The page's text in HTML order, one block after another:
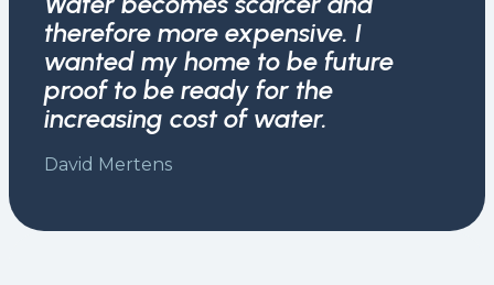
therefore more expensive. I
wanted my home to be future
proof to be ready for the
increasing cost of water.
David Mertens